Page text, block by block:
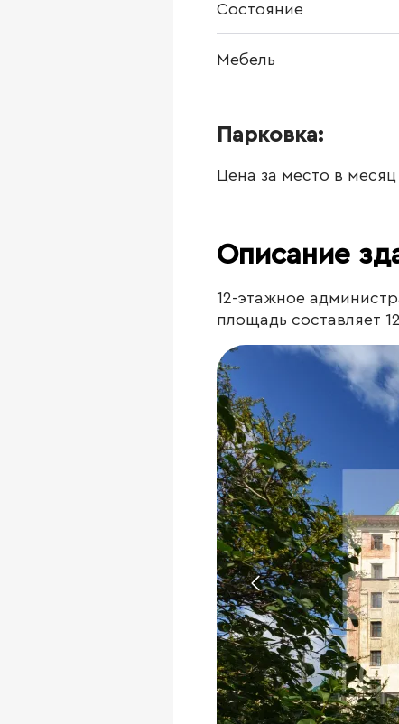
Состояние
Мебель
Парковка:
Цена за место в
Описание
12-этажное
площадь составляет